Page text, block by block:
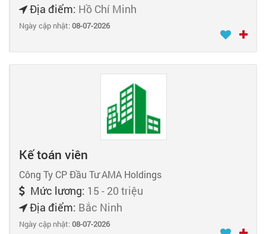
Địa điểm: Hồ Chí Minh
Ngày cập nhật:08-07-2026
Kế toán viên
Công Ty CP Đầu Tư AMA Holdings
Mức lương: 15 - 20 triệu
Địa điểm: Bắc Ninh
Ngày cập nhật:08-07-2026